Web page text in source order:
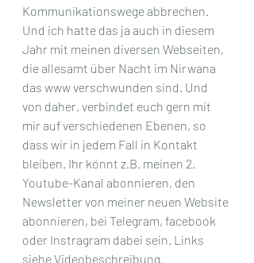
Kommunikationswege abbrechen.
Und ich hatte das ja auch in diesem
Jahr mit meinen diversen Webseiten,
die allesamt über Nacht im Nirwana
das www verschwunden sind. Und
von daher, verbindet euch gern mit
mir auf verschiedenen Ebenen, so
dass wir in jedem Fall in Kontakt
bleiben. Ihr könnt z.B. meinen 2.
Youtube-Kanal abonnieren, den
Newsletter von meiner neuen Website
abonnieren, bei Telegram, facebook
oder Instragram dabei sein. Links
siehe Videobeschreibung.